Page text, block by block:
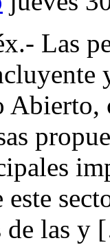
Las
Abierto,
de las